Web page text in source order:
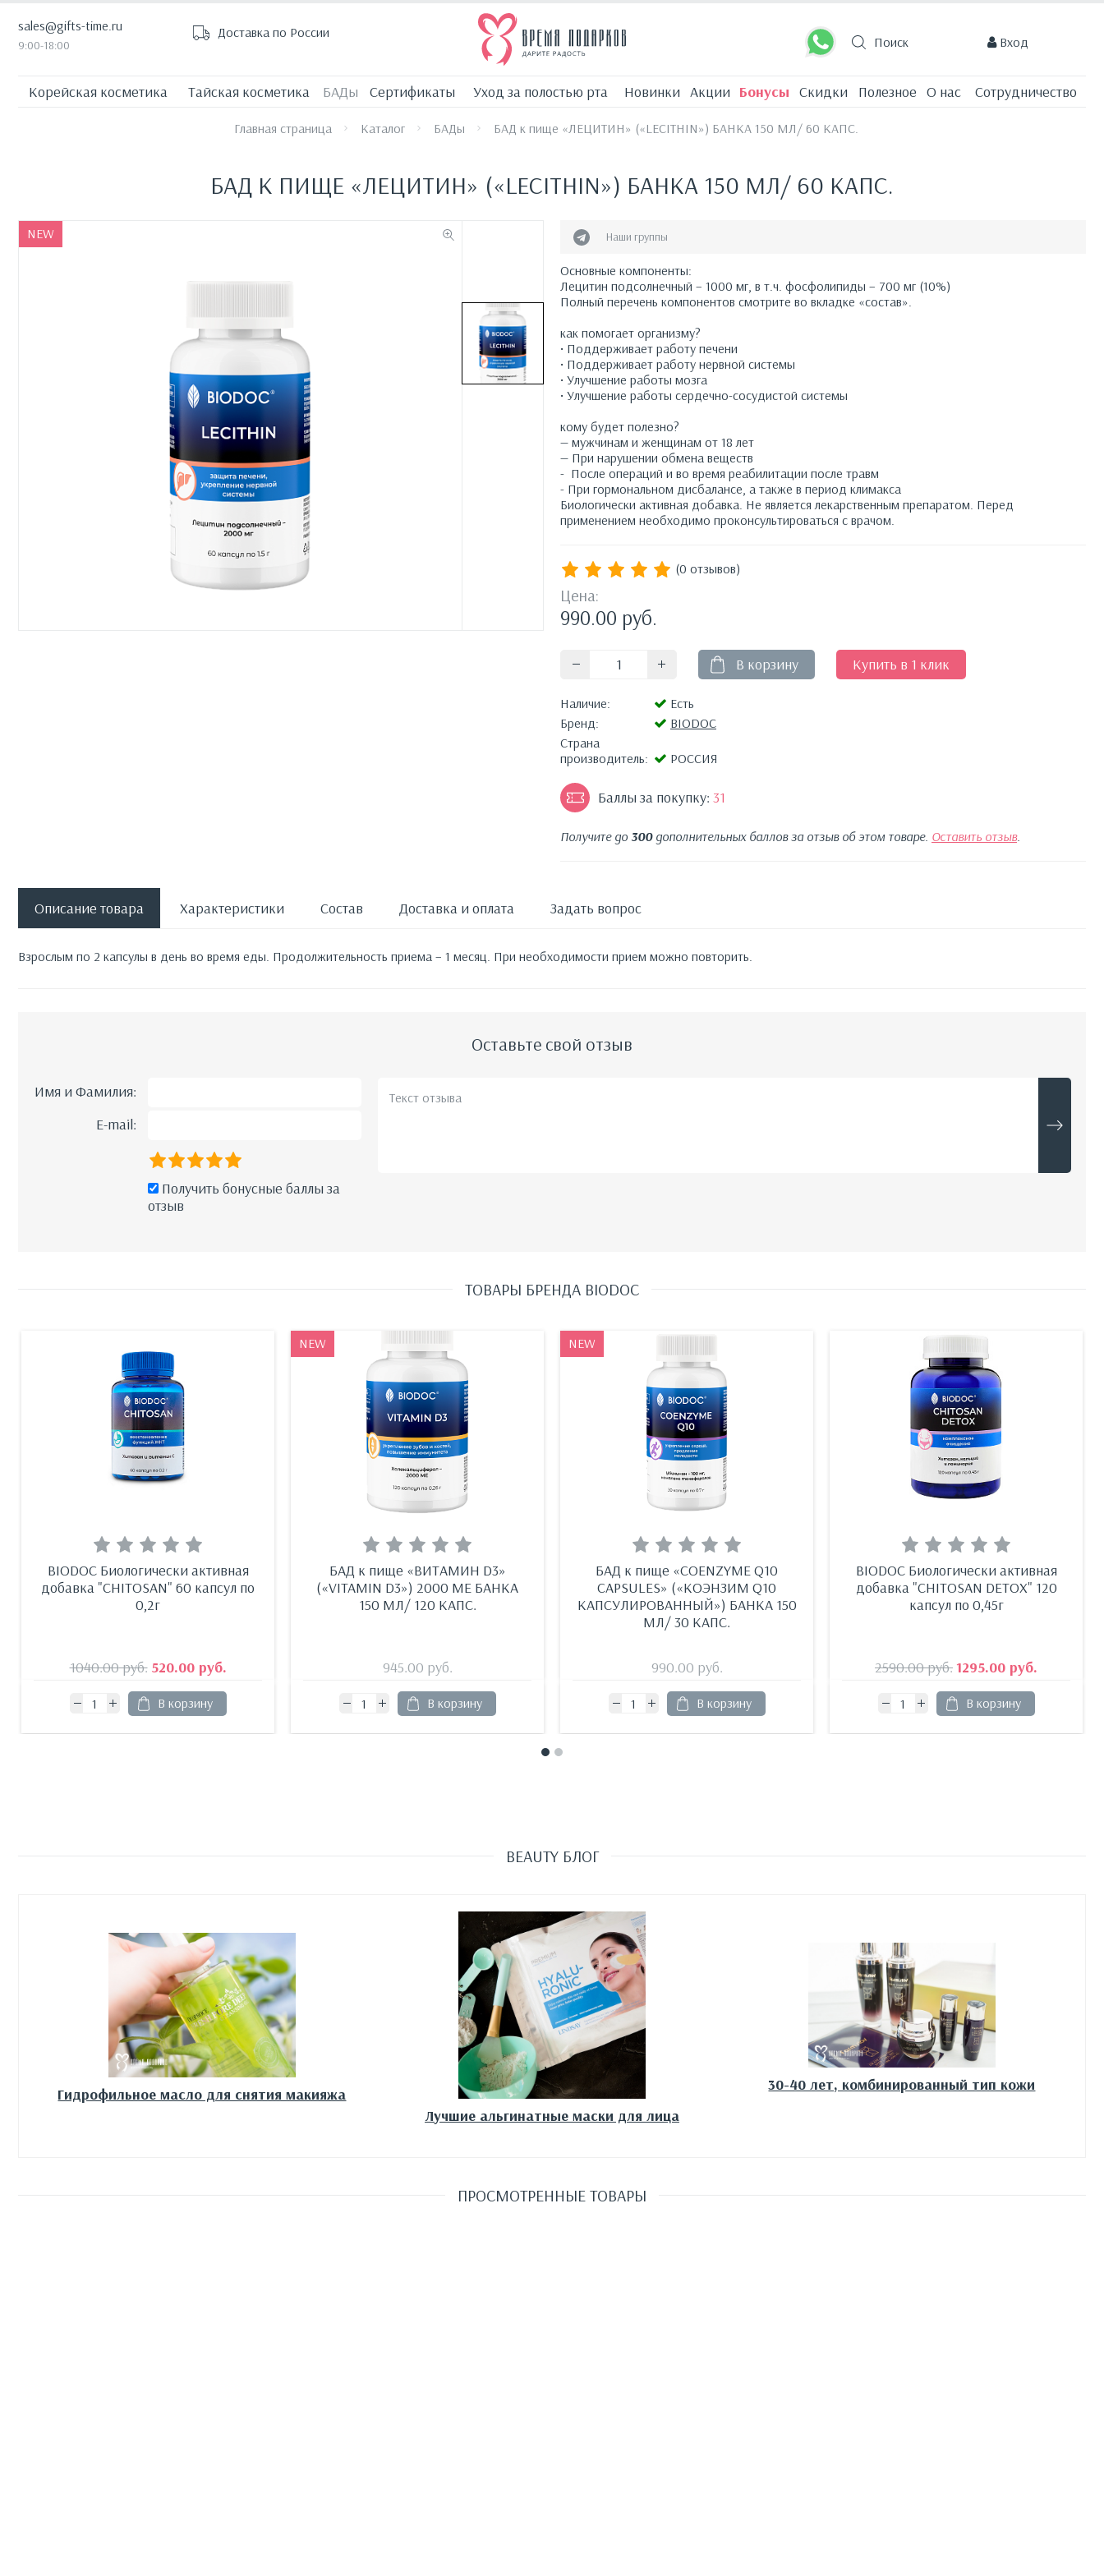
sales@gifts-time.ru
9:00-18:00
Доставка по России
Вход
Корейская косметика Тайская косметика БАДы Сертификаты Уход за полостью рта Новинки Акции Бонусы Скидки Полезное О нас Сотрудничество
Главная страница Каталог БАДы БАД к пище «ЛЕЦИТИН» («LECITHIN») БАНКА 150 МЛ/ 60 КАПС.
БАД К ПИЩЕ «ЛЕЦИТИН» («LECITHIN») БАНКА 150 МЛ/ 60 КАПС.
NEW Наши группы
Основные компоненты:
Лецитин подсолнечный – 1000 мг, в т.ч. фосфолипиды – 700 мг (10%)
Полный перечень компонентов смотрите во вкладке «состав».
как помогает организму?
• Поддерживает работу печени
• Поддерживает работу нервной системы
• Улучшение работы мозга
• Улучшение работы сердечно-сосудистой системы
кому будет полезно?
— мужчинам и женщинам от 18 лет
— При нарушении обмена веществ
- После операций и во время реабилитации после травм
- При гормональном дисбалансе, а также в период климакса
Биологически активная добавка. Не является лекарственным препаратом. Перед
применением необходимо проконсультироваться с врачом.
(0 отзывов)
Цена:
990.00 руб.
В корзину Купить в 1 клик
Наличие:
Есть
Бренд:
BIODOC
Страна
производитель:
РОССИЯ
Баллы за покупку: 31
Получите до 300дополнительных баллов за отзыв об этом товаре. Оставить отзыв.
Описание товара Характеристики Состав Доставка и оплата Задать вопрос
Взрослым по 2 капсулы в день во время еды. Продолжительность приема – 1 месяц. При необходимости прием можно повторить.
Оставьте свой отзыв
Имя и Фамилия:
E-mail:
Получить бонусные баллы за
отзыв
ТОВАРЫ БРЕНДА BIODOC
BIODOC Биологически активная
добавка "CHITOSAN" 60 капсул по
0,2г
1040.00руб. 520.00руб.
В корзину
NEW
БАД к пище «ВИТАМИН D3»
(«VITAMIN D3») 2000 МЕ БАНКА
150 МЛ/ 120 КАПС.
945.00 руб.
В корзину
NEW
БАД к пище «COENZYME Q10
CAPSULES» («КОЭНЗИМ Q10
КАПСУЛИРОВАННЫЙ») БАНКА 150
МЛ/ 30 КАПС.
990.00 руб.
В корзину
BIODOC Биологически активная
добавка "CHITOSAN DETOX" 120
капсул по 0,45г
2590.00руб. 1295.00 руб.
В корзину
BEAUTY БЛОГ
Гидрофильное масло для снятия макияжа
Лучшие альгинатные маски для лица
30-40 лет, комбинированный тип кожи
ПРОСМОТРЕННЫЕ ТОВАРЫ